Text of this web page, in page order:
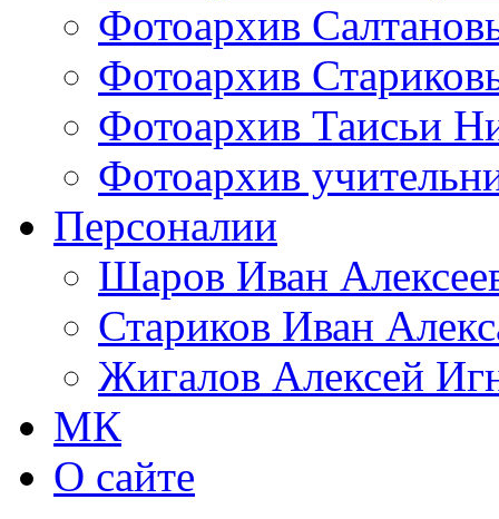
Фотоархив
Фотоархив
Фотоархив Таисьи
Фотоархив
Персоналии
Шаров Иван
Стариков Иван
Жигалов Алексей
МК
О сайте